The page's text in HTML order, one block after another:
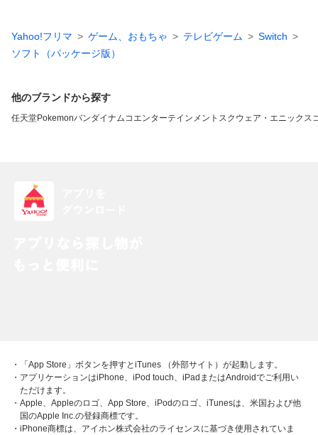
Yahoo!フリマ ゲーム、おもちゃ テレビゲーム
Switch
ソフト（パッケージ版）
他のブランドから探す
任天堂Pokemonバンダイナムコエンターテインメント スクウェア・エニックス
・「App Store」ボタンを押すとiTunes （外部サイト）が起動します。
・アプリケーションはiPhone、iPod touch、iPadまたはAndroidでご利用い
ただけます。
・Apple、Appleのロゴ、App Store、iPodのロゴ、iTunesは、米国および他
国のApple Inc.の登録商標です。
・iPhone商標は、アイホン株式会社のライセンスに基づき使用されていま